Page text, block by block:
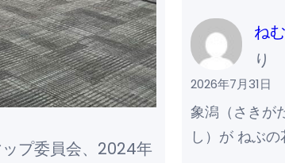
プ委員会、2024年
ね
り
2026年7月31日
象潟（さきが
し）が ねぶ